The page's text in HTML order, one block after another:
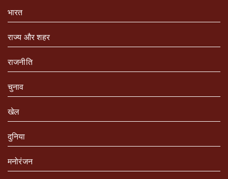
भारत
राज्य और शहर
राजनीति
चुनाव
खेल
दुनिया
मनोरंजन